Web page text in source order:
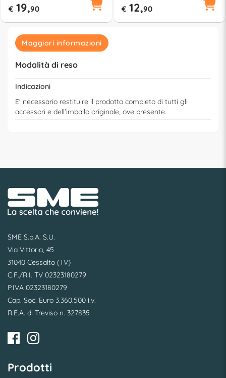
€ 19,90 € 12,90
Maggiori informazioni
Modalità di reso
Indicazioni
E' necessario restituire il prodotto completo di tutti gli
accessori e dell'imballo originale, ove presente.
SME S.p.A. S.U.
Via Vittoria, 45
31040 Cessalto (TV)
C.F./R.I. TV 02323180279
P.IVA 02323180279
Cap. Soc. Euro 3.360.500 i.v.
R.E.A. di Treviso n. 327835
Prodotti